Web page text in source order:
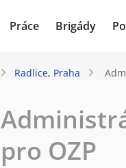
Práce Brigády
Radlice, Praha
pro OZP